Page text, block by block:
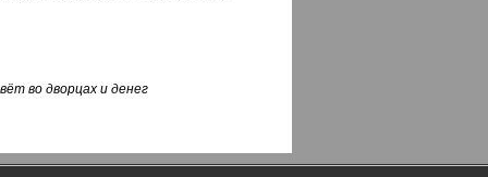
во дворцах и денег